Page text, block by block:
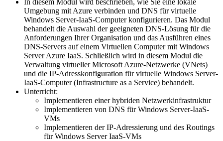
In diesem Modul wird beschrieben, wie Sie eine lokale
Umgebung mit Azure verbinden und DNS für virtuelle
Windows Server-IaaS-Computer konfigurieren. Das Modul
behandelt die Auswahl der geeigneten DNS-Lösung für die
Anforderungen Ihrer Organisation und das Ausführen eines
DNS-Servers auf einem Virtuellen Computer mit Windows
Server Azure IaaS. Schließlich wird in diesem Modul die
Verwaltung virtueller Microsoft Azure-Netzwerke (VNets)
und die IP-Adresskonfiguration für virtuelle Windows Server-
IaaS-Computer (Infrastructure as a Service) behandelt.
Unterricht:
Implementieren einer hybriden Netzwerkinfrastruktur
Implementieren von DNS für Windows Server-IaaS-
VMs
Implementieren der IP-Adressierung und des Routings
für Windows Server IaaS-VMs